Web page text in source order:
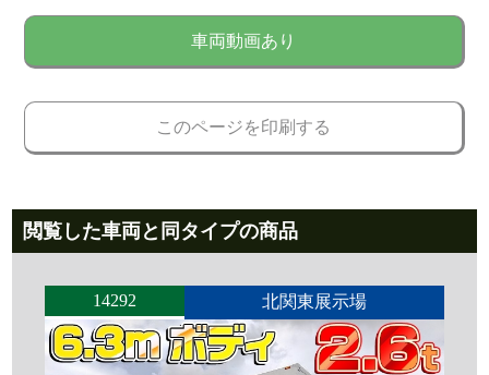
車両動画あり
このページを印刷する
閲覧した車両と同タイプの商品
14292 北関東展示場